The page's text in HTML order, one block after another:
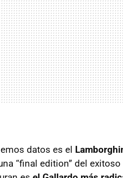
datos es el
“final edition” del exitoso